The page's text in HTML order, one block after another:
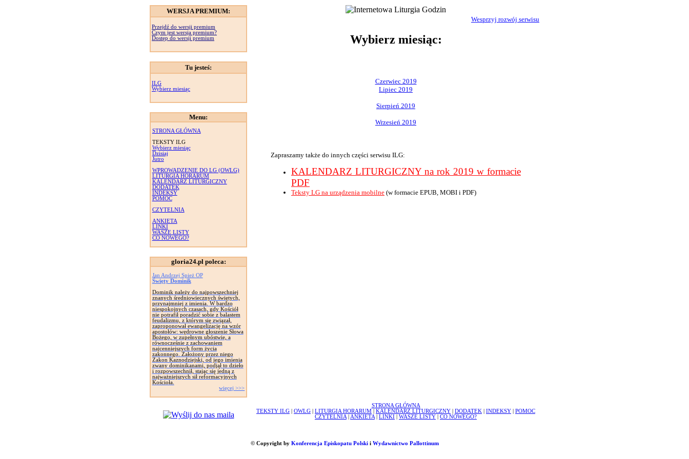
WERSJA PREMIUM:
Przejdź do wersji premium
Czym jest wersja premium?
Dostęp do wersji premium
Tu jesteś:
ILG
Wybierz miesiąc
Menu:
STRONA GŁÓWNA
TEKSTY ILG
Wybierz miesiąc
Dzisiaj
Jutro
WPROWADZENIE DO LG (OWLG)
LITURGIA HORARUM
KALENDARZ LITURGICZNY
DODATEK
INDEKSY
POMOC
CZYTELNIA
ANKIETA
LINKI
WASZE LISTY
CO NOWEGO?
gloria24.pl poleca:
Jan Andrzej Spież OP
Święty Dominik
Dominik należy do najpowszechniej
znanych średniowiecznych świętych,
przynajmniej z imienia. W bardzo
niespokojnych czasach, gdy Kościół
nie potrafił poradzić sobie z balastem
feudalizmu, z którym się związał,
zaproponował ewangelizację na wzór
apostołów: wędrowne głoszenie Słowa
Bożego, w zupełnym ubóstwie, a
równocześnie z zachowaniem
najcenniejszych form życia
zakonnego. Założony przez niego
Zakon Kaznodziejski, od jego imienia
zwany dominikanami, podjął to dzieło
i rozpowszechnił, stając się jedną z
najważniejszych sił reformacyjnych
Kościoła.
więcej >>>
Wesprzyj rozwój serwisu
Wybierz miesiąc:
Czerwiec 2019
Lipiec 2019
Sierpień 2019
Wrzesień 2019
Zapraszamy także do innych części serwisu ILG:
KALENDARZ LITURGICZNY na rok 2019 w formacie
PDF
Teksty LG na urządzenia mobilne (w formacie EPUB, MOBI i PDF)
STRONA GŁÓWNA
TEKSTY ILG
OWLG LITURGIA HORARUM KALENDARZ LITURGICZNY DODATEK INDEKSY
POMOC
CZYTELNIA
ANKIETA LINKI WASZE LISTY CO NOWEGO?
© Copyright by Konferencja Episkopatu Polskii Wydawnictwo Pallottinum